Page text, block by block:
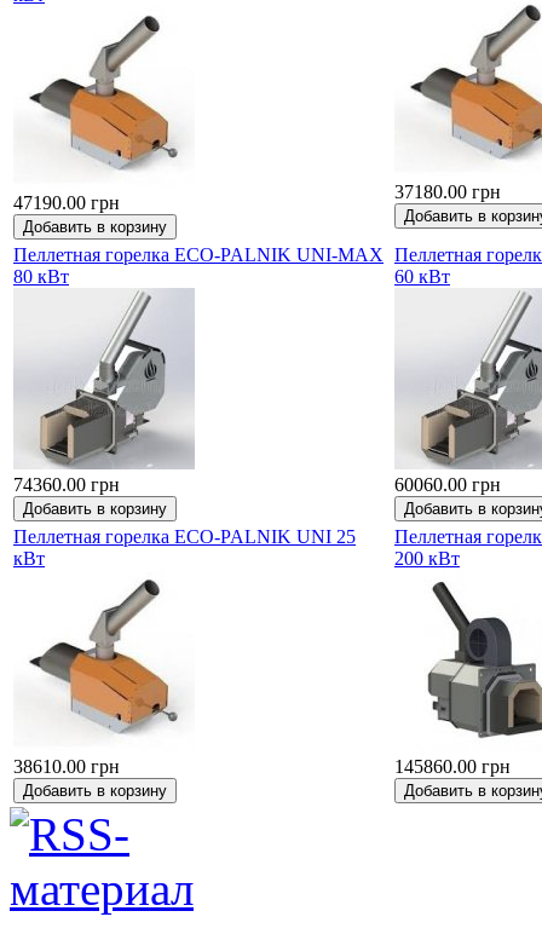
47190.00 грн
37180.00 грн
Пеллетная горелка ECO-PALNIK UNI-MAX
80 кВт
74360.00 грн
Пеллетная
60 кВт
60060.00 грн
Пеллетная горелка ECO-PALNIK UNI 25
кВт
38610.00 грн
Пеллетная
200 кВт
145860.00 грн